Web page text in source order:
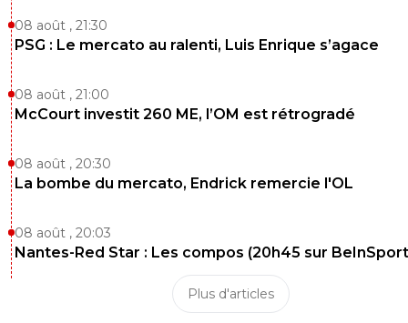
08 août , 21:30
PSG : Le mercato au ralenti, Luis Enrique s’agace
08 août , 21:00
McCourt investit 260 ME, l’OM est rétrogradé
08 août , 20:30
La bombe du mercato, Endrick remercie l'OL
08 août , 20:03
Nantes-Red Star : Les compos (20h45 sur
Plus d'articles